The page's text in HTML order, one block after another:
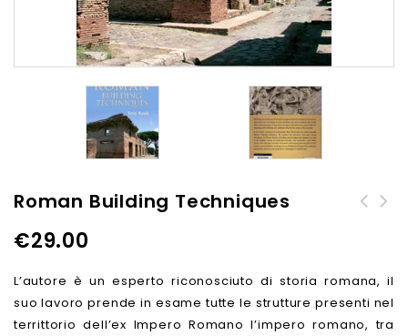
Roman Building Techniques
€29.00
L’autore è un esperto riconosciuto di storia romana, il
suo lavoro prende in esame tutte le strutture presenti nel
territtorio dell’ex Impero Romano l’impero romano, tra